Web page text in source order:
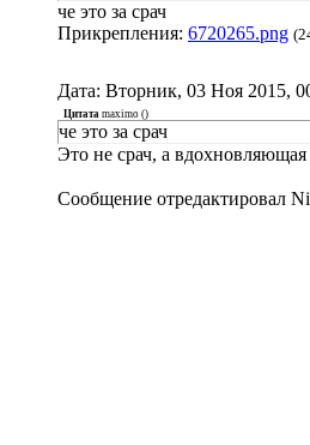
че это за срач
Прикрепления: 6720265.png
Дата: Вторник, 03 Ноя 2015,
Цитата maximo ()
че это за срач
Это не срач, а
Сообщение отредактировал